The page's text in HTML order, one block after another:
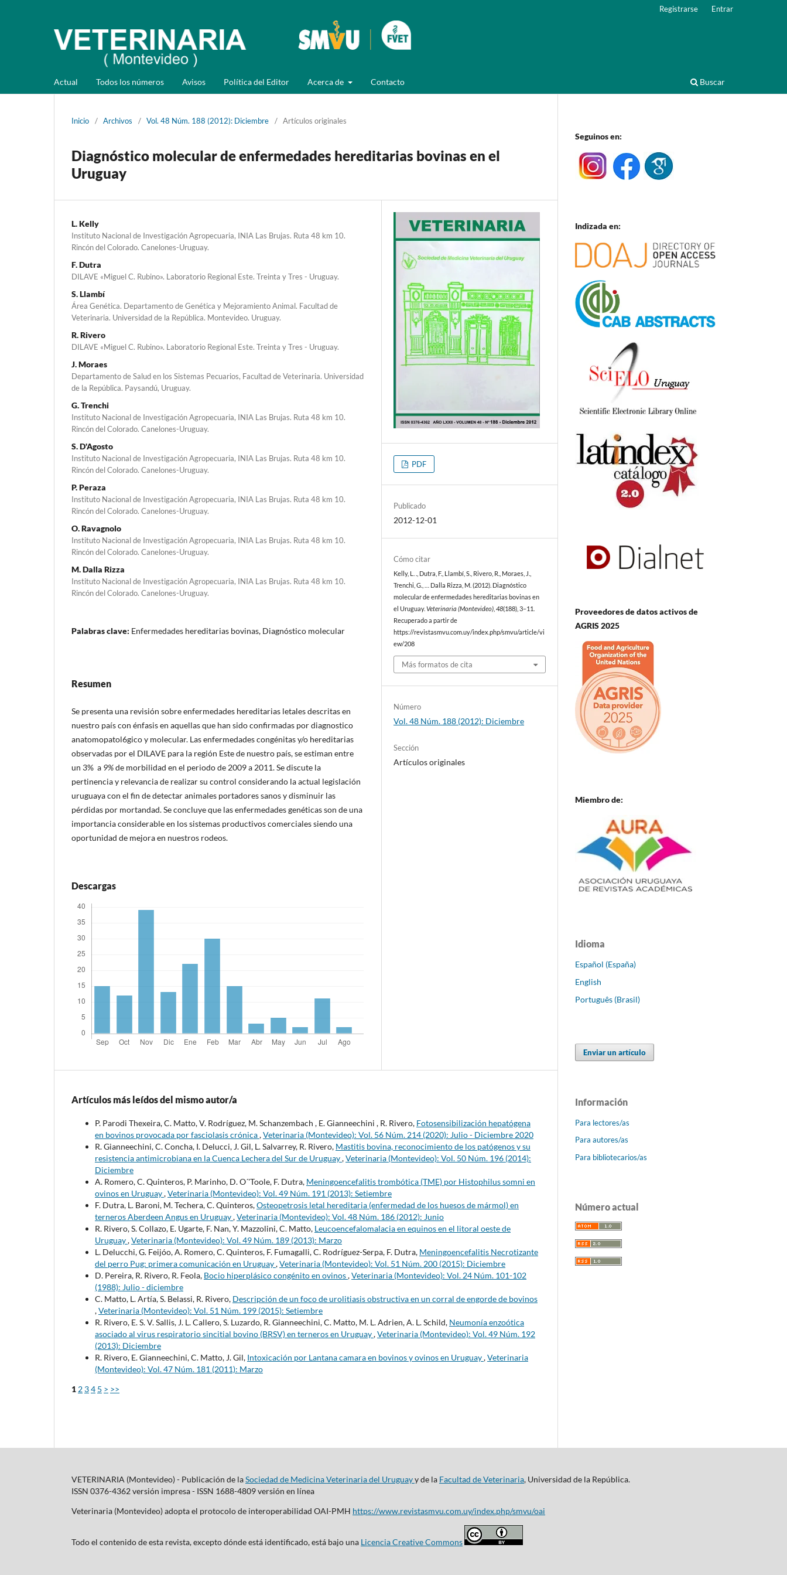
Actual Todos los números Avisos Política del Editor Acerca de Contacto Buscar
Registrarse Entrar
Inicio / Archivos / Vol. 48 Núm. 188 (2012): Diciembre / Artículos originales
Diagnóstico molecular de enfermedades hereditarias bovinas en el
Uruguay
L. Kelly
Instituto Nacional de Investigación Agropecuaria, INIA Las Brujas. Ruta 48 km 10.
Rincón del Colorado. Canelones-Uruguay.
F. Dutra
DILAVE «Miguel C. Rubino». Laboratorio Regional Este. Treinta y Tres - Uruguay.
S. Llambí
Área Genética. Departamento de Genética y Mejoramiento Animal. Facultad de
Veterinaria. Universidad de la República. Montevideo. Uruguay.
R. Rivero
DILAVE «Miguel C. Rubino». Laboratorio Regional Este. Treinta y Tres - Uruguay.
J. Moraes
Departamento de Salud en los Sistemas Pecuarios, Facultad de Veterinaria. Universidad
de la República. Paysandú, Uruguay.
G. Trenchi
Instituto Nacional de Investigación Agropecuaria, INIA Las Brujas. Ruta 48 km 10.
Rincón del Colorado. Canelones-Uruguay.
S. D'Agosto
Instituto Nacional de Investigación Agropecuaria, INIA Las Brujas. Ruta 48 km 10.
Rincón del Colorado. Canelones-Uruguay.
P. Peraza
Instituto Nacional de Investigación Agropecuaria, INIA Las Brujas. Ruta 48 km 10.
Rincón del Colorado. Canelones-Uruguay.
O. Ravagnolo
Instituto Nacional de Investigación Agropecuaria, INIA Las Brujas. Ruta 48 km 10.
Rincón del Colorado. Canelones-Uruguay.
M. Dalla Rizza
Instituto Nacional de Investigación Agropecuaria, INIA Las Brujas. Ruta 48 km 10.
Rincón del Colorado. Canelones-Uruguay.
Palabras clave: Enfermedades hereditarias bovinas, Diagnóstico molecular
Resumen
Se presenta una revisión sobre enfermedades hereditarias letales descritas en
nuestro país con énfasis en aquellas que han sido confirmadas por diagnostico
anatomopatol6gico y molecular. Las enfermedades congénitas y/o hereditarias
observadas por el DILAVE para la región Este de nuestro país, se estiman entre
un 3% a 9%de morbilidad en el periodo de 2009 a 2011. Se discute la
pertinencia y relevancia de realizar su control considerando la actual legislación
uruguaya con el fin de detectar animales portadores sanos y disminuir las
pérdidas por mortandad. Se concluye que las enfermedades genéticas son de una
importancia considerable en los sistemas productivos comerciales siendo una
oportunidad de mejora en nuestros rodeos.
Descargas
PDF
Publicado
2012-12-01
Cómo citar
Kelly, L. ., Dutra, F., Llambí, S., Rivero, R., Moraes, J.,
Trenchi, G., … Dalla Rizza, M. (2012). Diagnóstico
molecular de enfermedades hereditarias bovinas en
el Uruguay.Veterinaria (Montevideo) ,48(188), 3–11.
Recuperado a partir de
https://revistasmvu.com.uy/index.php/smvu/article/vi
ew/208
Más formatos de cita
Número
Vol. 48 Núm. 188 (2012): Diciembre
Sección
Artículos originales
Artículos más leídos del mismo autor/a
P. Parodi Thexeira, C. Matto, V. Rodríguez, M. Schanzembach , E. Gianneechini , R. Rivero, Fotosensibilización hepatógena
en bovinos provocada por fasciolasis crónica,Veterinaria (Montevideo): Vol. 56 Núm. 214 (2020): Julio - Diciembre 2020
R. Gianneechini, C. Concha, I. Delucci, J. Gil, L. Salvarrey, R. Rivero, Mastitis bovina, reconocimiento de los patógenos y su
resistencia antimicrobiana en la Cuenca Lechera del Sur de Uruguay,Veterinaria (Montevideo): Vol. 50 Núm. 196 (2014):
Diciembre
A. Romero, C. Quinteros, P. Marinho, D. O´'Toole, F. Dutra, Meningoencefalitis trombótica (TME) por Histophilus somni en
ovinos en Uruguay,Veterinaria (Montevideo): Vol. 49 Núm. 191 (2013): Setiembre
F. Dutra, L. Baroni, M. Techera, C. Quinteros,Osteopetrosis letal hereditaria (enfermedad de los huesos de mármol) en
terneros Aberdeen Angus en Uruguay,Veterinaria (Montevideo): Vol. 48 Núm. 186 (2012): Junio
R. Rivero, S. Collazo, E. Ugarte, F. Nan, Y. Mazzolini, C. Matto, Leucoencefalomalacia en equinos en el litoral oeste de
Uruguay,Veterinaria (Montevideo): Vol. 49 Núm. 189 (2013): Marzo
L. Delucchi, G. Feijóo, A. Romero, C. Quinteros, F. Fumagalli, C. Rodríguez-Serpa, F. Dutra, Meningoencefalitis Necrotizante
del perro Pug: primera comunicación en Uruguay,Veterinaria (Montevideo): Vol. 51 Núm. 200 (2015): Diciembre
D. Pereira, R. Rivero, R. Feola, Bocio hiperplásico congénito en ovinos,Veterinaria (Montevideo): Vol. 24 Núm. 101-102
(1988): Julio - diciembre
C. Matto, L. Artía, S. Belassi, R. Rivero, Descripción de un foco de urolitiasis obstructiva en un corral de engorde de bovinos
,Veterinaria (Montevideo): Vol. 51 Núm. 199 (2015): Setiembre
R. Rivero, E. S. V. Sallis, J. L. Callero, S. Luzardo, R. Gianneechini, C. Matto, M. L. Adrien, A. L. Schild, Neumonía enzoótica
asociado al virus respiratorio sincitial bovino (BRSV) en terneros en Uruguay,Veterinaria (Montevideo): Vol. 49 Núm. 192
(2013): Diciembre
R. Rivero, E. Gianneechini, C. Matto, J. Gil, Intoxicación por Lantana camara en bovinos y ovinos en Uruguay,Veterinaria
(Montevideo): Vol. 47 Núm. 181 (2011): Marzo
1 2 34 5 > >>
Seguinos en:
Indizada en:
Proveedores de datos activos de
AGRIS 2025
Miembro de:
Idioma
Español (España)
English
Português (Brasil)
Enviar un artículo
Información
Para lectores/as
Para autores/as
Para bibliotecarios/as
Número actual
VETERINARIA (Montevideo) - Publicación de laSociedad de Medicina Veterinaria del Uruguayy de la Facultad de Veterinaria, Universidad de la República.
ISSN 0376-4362 versión impresa - ISSN 1688-4809 versión en línea
Veterinaria (Montevideo) adopta el protocolo de interoperabilidad OAI-PMH https://www.revistasmvu.com.uy/index.php/smvu/oai
Todo el contenido de esta revista, excepto dónde está identificado, está bajo una Licencia Creative Commons